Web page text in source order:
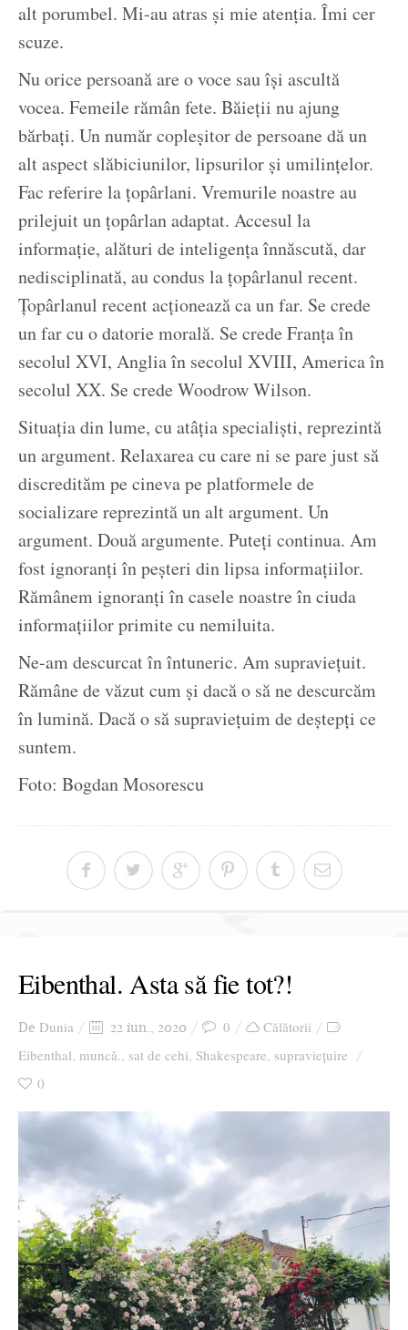
alt porumbel. Mi-au atras și mie atenția. Îmi cer
scuze.
Nu orice persoană are o voce sau își ascultă
vocea. Femeile rămân fete. Băieții nu ajung
bărbați. Un număr copleșitor de persoane dă un
alt aspect slăbiciunilor, lipsurilor și umilințelor.
Fac referire la țopârlani. Vremurile noastre au
prilejuit un țopârlan adaptat. Accesul la
informație, alături de inteligența înnăscută, dar
nedisciplinată, au condus la țopârlanul recent.
Țopârlanul recent acționează ca un far. Se crede
un far cu o datorie morală. Se crede Franța în
secolul XVI, Anglia în secolul XVIII, America în
secolul XX. Se crede Woodrow Wilson.
Situația din lume, cu atâția specialiști, reprezintă
un argument. Relaxarea cu care ni se pare just să
discredităm pe cineva pe platformele de
socializare reprezintă un alt argument. Un
argument. Două argumente. Puteți continua. Am
fost ignoranți în peșteri din lipsa informațiilor.
Rămânem ignoranți în casele noastre în ciuda
informațiilor primite cu nemiluita.
Ne-am descurcat în întuneric. Am supraviețuit.
Rămâne de văzut cum și dacă o să ne descurcăm
în lumină. Dacă o să supraviețuim de deștepți ce
suntem.
Foto: Bogdan Mosorescu
Eibenthal. Asta să fie tot?!
De Dunia 22 iun., 2020 0
Călătorii
Eibenthal, muncă., sat de cehi, Shakespeare, supraviețuire
0